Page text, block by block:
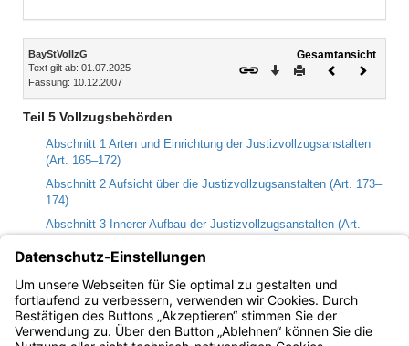
Inhalt
BayStVollzG
Text gilt ab: 01.07.2025
Fassung: 10.12.2007
Gesamtansicht
Download
DruckenVorheriges
Teil 5 Vollzugsbehörden
Abschnitt 1 Arten und Einrichtung der Justizvollzugsanstalten
(Art. 165–172)
Abschnitt 2 Aufsicht über die Justizvollzugsanstalten (Art. 173–
174)
Abschnitt 3 Innerer Aufbau der Justizvollzugsanstalten (Art.
Abschnitt 4 Anstaltsbeiräte (Art. 185–188)
Abschnitt 5 Kriminologische Forschung im Strafvollzug (Art.
189)